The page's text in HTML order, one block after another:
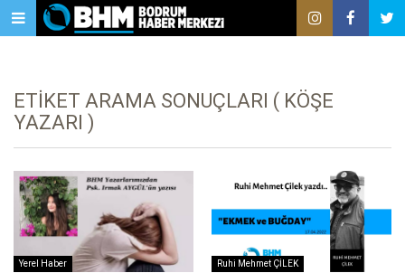
ETIKET ARAMA SONUÇLARI ( KÖŞE
YAZARI )
Yerel Haber Ruhi Mehmet ÇİLEK